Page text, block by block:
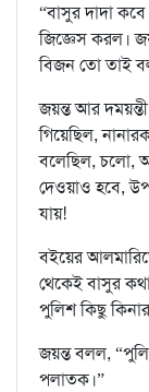
“বাসুর দাদা
জিজ্ঞেস করল।
বিজন তো তাই
জয়ন্ত আর
গিয়েছিল,
বলেছিল, চলো,
দেওয়াও হবে,
যায়!
বইয়ের
থেকেই বাসুর
পুলিশ কিছু
জয়ন্ত বলল,
পলাতক।”